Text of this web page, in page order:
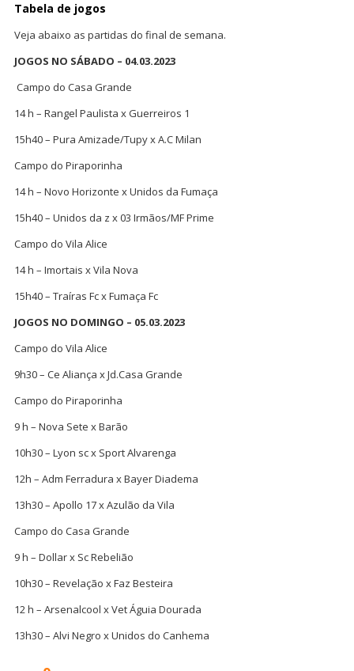
Tabela de jogos
Veja abaixo as partidas do final de semana.
JOGOS NO SÁBADO – 04.03.2023
Campo do Casa Grande
14 h – Rangel Paulista x Guerreiros 1
15h40 – Pura Amizade/Tupy x A.C Milan
Campo do Piraporinha
14 h – Novo Horizonte x Unidos da Fumaça
15h40 – Unidos da z x 03 Irmãos/MF Prime
Campo do Vila Alice
14 h – Imortais x Vila Nova
15h40 – Traíras Fc x Fumaça Fc
JOGOS NO DOMINGO – 05.03.2023
Campo do Vila Alice
9h30 – Ce Aliança x Jd.Casa Grande
Campo do Piraporinha
9 h – Nova Sete x Barão
10h30 – Lyon sc x Sport Alvarenga
12h – Adm Ferradura x Bayer Diadema
13h30 – Apollo 17 x Azulão da Vila
Campo do Casa Grande
9 h – Dollar x Sc Rebelião
10h30 – Revelação x Faz Besteira
12 h – Arsenalcool x Vet Águia Dourada
13h30 – Alvi Negro x Unidos do Canhema